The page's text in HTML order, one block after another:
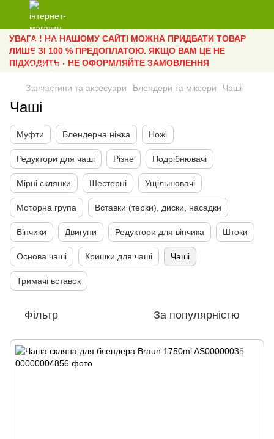
УВАГА ! НА НАШОМУ САЙТІ МОЖНА ПРИДБАТИ ТОВАР
ЛИШЕ ЗІ 100 % ПРЕДОПЛАТОЮ. ЯКЩО ВАМ ЦЕ НЕ
ПІДХОДИТЬ - НЕ ОФОРМЛЯЙТЕ ЗАМОВЛЕННЯ
Запчастини та аксесуари Блендери та міксери Чаші
Чаші
Муфти Блендерна ніжка Ножі
Редуктори для чаші Різне Подрібнювачі
Мірні склянки Шестерні Ущільнювачі
Моторна група Вставки (терки), диски, насадки
Вінчики Двигуни Редуктори для вінчика Штоки
Основа чаші Кришки для чаші Чаші
Тримачі вставок
Фільтр За популярністю